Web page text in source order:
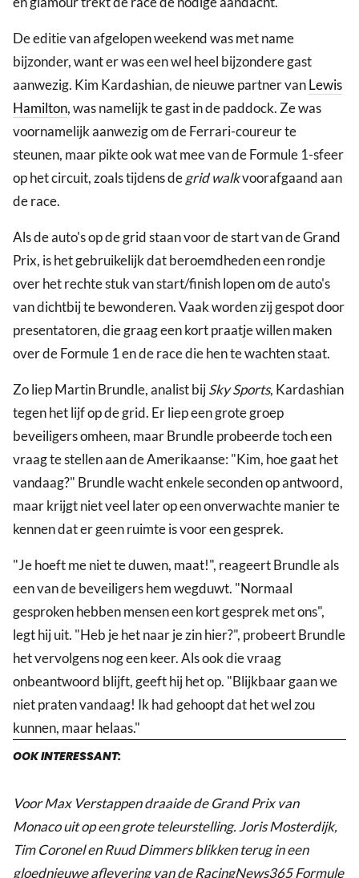
De editie van afgelopen weekend was met name
bijzonder, want er was een wel heel bijzondere gast
aanwezig. Kim Kardashian, de nieuwe partner vanLewis
Hamilton, was namelijk te gast in de paddock. Ze was
voornamelijk aanwezig om de Ferrari-coureur te
steunen, maar pikte ook wat mee van de Formule 1-sfeer
op het circuit, zoals tijdens degrid walkvoorafgaand aan
de race.
Als de auto's op de grid staan voor de start van de Grand
Prix, is het gebruikelijk dat beroemdheden een rondje
over het rechte stuk van start/finish lopen om de auto's
van dichtbij te bewonderen. Vaak worden zij gespot door
presentatoren, die graag een kort praatje willen maken
over de Formule 1 en de race die hen te wachten staat.
Zo liep Martin Brundle, analist bijSky Sports, Kardashian
tegen het lijf op de grid. Er liep een grote groep
beveiligers omheen, maar Brundle probeerde toch een
vraag te stellen aan de Amerikaanse: "Kim, hoe gaat het
vandaag?" Brundle wacht enkele seconden op antwoord,
maar krijgt niet veel later op een onverwachte manier te
kennen dat er geen ruimte is voor een gesprek.
"Je hoeft me niet te duwen, maat!", reageert Brundle als
een van de beveiligers hem wegduwt. "Normaal
gesproken hebben mensen een kort gesprek met ons",
legt hij uit. "Heb je het naar je zin hier?", probeert Brundle
het vervolgens nog een keer. Als ook die vraag
onbeantwoord blijft, geeft hij het op. "Blijkbaar gaan we
niet praten vandaag! Ik had gehoopt dat het wel zou
kunnen, maar helaas."
OOK INTERESSANT:
Voor Max Verstappen draaide de Grand Prix van
Monaco uit op een grote teleurstelling. Joris Mosterdijk,
Tim Coronel en Ruud Dimmers blikken terug in een
gloednieuwe aflevering van de RacingNews365 Formule